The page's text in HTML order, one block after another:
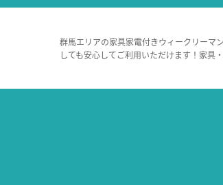
群馬エリアの家具家電付きウィークリーマ
しても安心してご利用いただけます！家具